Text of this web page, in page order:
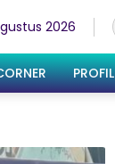
2026
PROFIL